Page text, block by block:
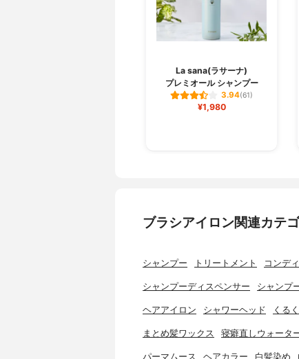
La sana(ラサーナ)
プレミオール シャンプー
3.94(61)
¥1,980
ブラシアイロン関連カテ
シャンプー トリートメント コンデ
シャンプーディスペンサー シャンプ
ヘアアイロン シャワーヘッド くる
まとめ髪ワックス 寝癖直しウォータ
パーマムース ヘアカラー 白髪染め